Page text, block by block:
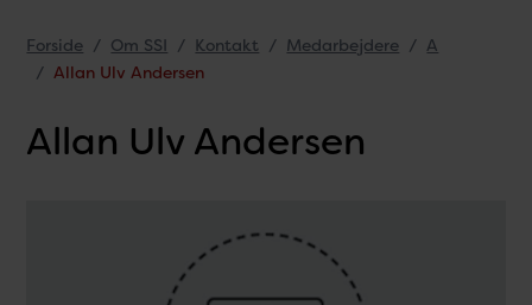
Forside Om SSI Kontakt Medarbejdere
A
Allan Ulv Andersen
Allan Ulv Andersen